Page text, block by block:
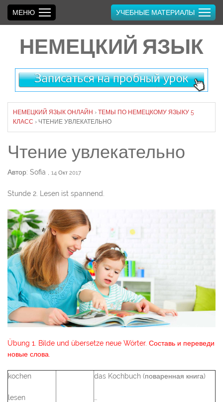
НЕМЕЦКИЙ ЯЗЫК
МЕНЮ УЧЕБНЫЕ МАТЕРИАЛЫ
НЕМЕЦКИЙ ЯЗЫК ОНЛАЙН › ТЕМЫ ПО НЕМЕЦКОМУ ЯЗЫКУ 5
КЛАСС › ЧТЕНИЕ УВЛЕКАТЕЛЬНО
Чтение увлекательно
Автор: Sofia , 14 Окт 2017
Stunde 2. Lesen ist spannend.
Übung 1. Bilde und übersetze neue Wörter. Составь и переведи
новые слова.
kochen
lesen
das Kochbuch (поваренная книга)